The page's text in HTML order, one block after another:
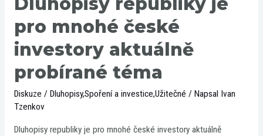
pro mnohé české
investory aktuálně
probírané téma
Diskuze / Dluhopisy,Spoření a investice,Užitečné / Napsal Ivan
Tzenkov
Dluhopisy republiky je pro mnohé české investory aktuálně